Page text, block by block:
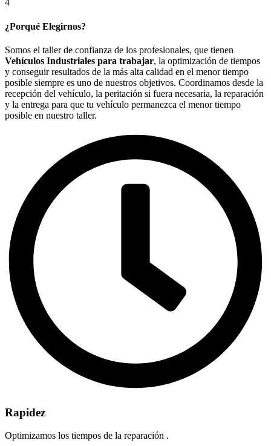
4
¿Porqué Elegirnos?
Somos el taller de confianza de los profesionales, que tienen
Vehículos Industriales para trabajar, la optimización de tiempos
y conseguir resultados de la más alta calidad en el menor tiempo
posible siempre es uno de nuestros objetivos. Coordinamos desde la
recepción del vehículo, la peritación si fuera necesaria, la reparación
y la entrega para que tu vehículo permanezca el menor tiempo
posible en nuestro taller.
Rapidez
Optimizamos los tiempos de la reparación .